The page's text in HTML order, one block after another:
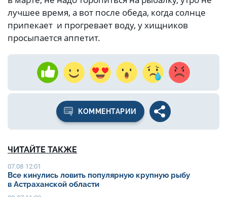
лучшее время, а вот после обеда, когда солнце
припекает и прогревает воду, у хищников
просыпается аппетит.
КОММЕНТАРИИ
ЧИТАЙТЕ ТАКЖЕ
07.08 12:01
Все кинулись ловить популярную крупную рыбу
в Астраханской области